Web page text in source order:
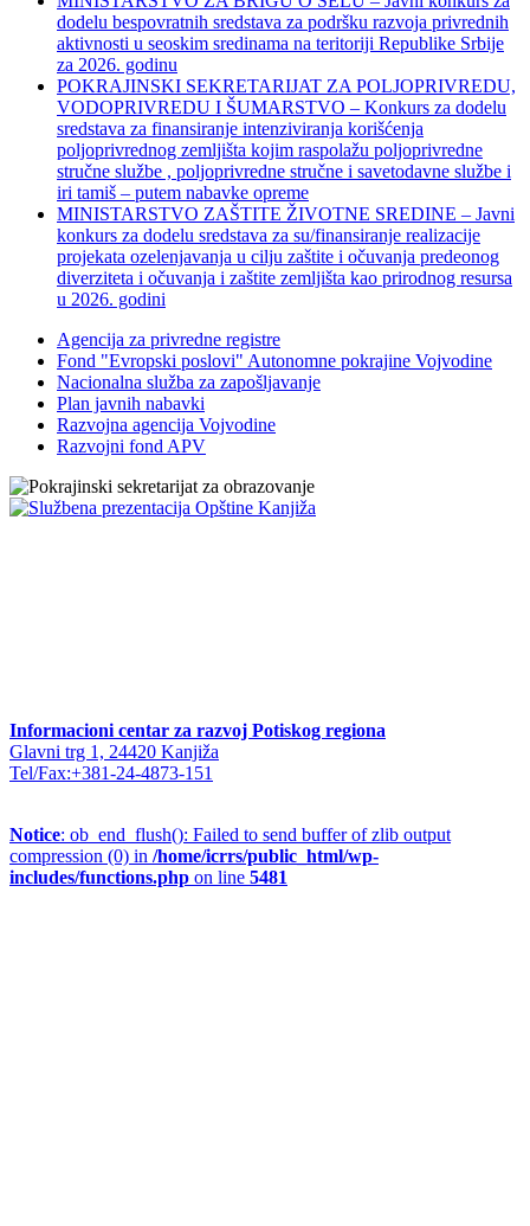
dodelu bespovratnih sredstava za podršku razvoja privrednih
aktivnosti u seoskim sredinama na teritoriji Republike Srbije
za 2026. godinu
POKRAJINSKI SEKRETARIJAT ZA POLJOPRIVREDU,
VODOPRIVREDU I ŠUMARSTVO – Konkurs za dodelu
sredstava za finansiranje intenziviranja korišćenja
poljoprivrednog zemljišta kojim raspolažu poljoprivredne
stručne službe , poljoprivredne stručne i savetodavne službe i
iri tamiš ‒ putem nabavke opreme
MINISTARSTVO ZAŠTITE ŽIVOTNE SREDINE – Javni
konkurs za dodelu sredstava za su/finansiranje realizacije
projekata ozelenjavanja u cilju zaštite i očuvanja predeonog
diverziteta i očuvanja i zaštite zemljišta kao prirodnog resursa
u 2026. godini
Agencija za privredne registre
Fond "Evropski poslovi" Autonomne pokrajine Vojvodine
Nacionalna služba za zapošljavanje
Plan javnih nabavki
Razvojna agencija Vojvodine
Razvojni fond APV
Informacioni centar za razvoj Potiskog regiona
Glavni trg 1, 24420 Kanjiža
Tel/Fax:+381-24-4873-151
Notice: ob_end_flush(): Failed to send buffer of zlib output
compression (0) in /home/icrrs/public_html/wp-
includes/functions.php on line 5481